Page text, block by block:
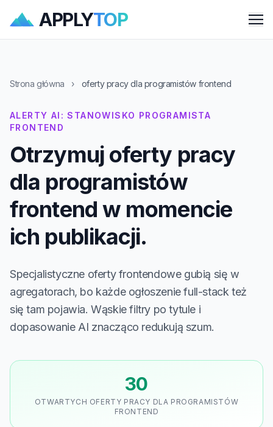
APPLYTOP
Strona główna › oferty pracy dla programistów frontend
ALERTY AI: STANOWISKO PROGRAMISTA
FRONTEND
Otrzymuj oferty pracy
dla programistów
frontend w momencie
ich publikacji.
Specjalistyczne oferty frontendowe gubią się w
agregatorach, bo każde ogłoszenie full-stack też
się tam pojawia. Wąskie filtry po tytule i
dopasowanie AI znacząco redukują szum.
30
OTWARTYCH OFERTY PRACY DLA PROGRAMISTÓW
FRONTEND